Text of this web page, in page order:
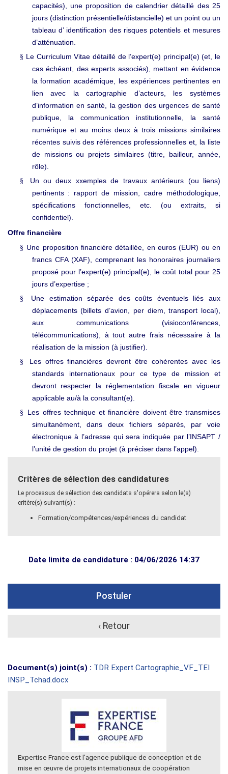
capacités), une proposition de calendrier détaillé des 25
jours (distinction présentielle/distancielle) et un point ou un
tableau d’ identification des risques potentiels et mesures
d’atténuation.
§ Le Curriculum Vitae détaillé de l’expert(e) principal(e) (et, le
cas échéant, des experts associés), mettant en évidence
la formation académique, les expériences pertinentes en
lien avec la cartographie d’acteurs, les systèmes
d’information en santé, la gestion des urgences de santé
publique, la communication institutionnelle, la santé
numérique et au moins deux à trois missions similaires
récentes suivis des références professionnelles et, la liste
de missions ou projets similaires (titre, bailleur, année,
rôle).
§
Un ou deux xxemples de travaux antérieurs (ou liens)
pertinents : rapport de mission, cadre méthodologique,
spécifications fonctionnelles, etc. (ou extraits, si
confidentiel).
Offre financière
§ Une proposition financière détaillée, en euros (EUR) ou en
francs CFA (XAF), comprenant les honoraires journaliers
proposé pour l’expert(e) principal(e), le coût total pour 25
jours d’expertise ;
§
Une estimation séparée des coûts éventuels liés aux
déplacements (billets d’avion, per diem, transport local),
aux communications (visioconférences,
télécommunications), à tout autre frais nécessaire à la
réalisation de la mission (à justifier).
§
Les offres financières devront être cohérentes avec les
standards internationaux pour ce type de mission et
devront respecter la réglementation fiscale en vigueur
applicable au/à la consultant(e).
§
Les offres technique et financière doivent être transmises
simultanément, dans deux fichiers séparés, par voie
électronique à l’adresse qui sera indiquée par l’INSAPT /
l’unité de gestion du projet (à préciser dans l’appel).
Critères de sélection des candidatures
Le processus de sélection des candidats s'opérera selon le(s)
critère(s) suivant(s) :
Formation/compétences/expériences du candidat
Date limite de candidature : 04/06/2026 14:37
Postuler
‹ Retour
Document(s) joint(s) : TDR Expert Cartographie_VF_TEI
INSP_Tchad.docx
Expertise France est l’agence publique de conception et de
mise en œuvre de projets internationaux de coopération